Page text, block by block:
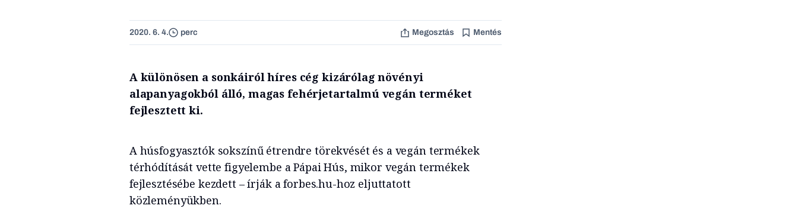
2020. 6. 4. perc Megosztás Mentés
A különösen a sonkáiról híres cég kizárólag növényi
alapanyagokból álló, magas fehérjetartalmú vegán terméket
fejlesztett ki.
A húsfogyasztók sokszínű étrendre törekvését és a vegán termékek
térhódítását vette figyelembe a Pápai Hús, mikor vegán termékek
fejlesztésébe kezdett – írják a forbes.hu-hoz eljuttatott
közleményükben.